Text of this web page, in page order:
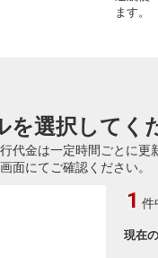
ます。
を選択してく
代金は一定時間ごとに
面にてご確認ください。
現在
1 件